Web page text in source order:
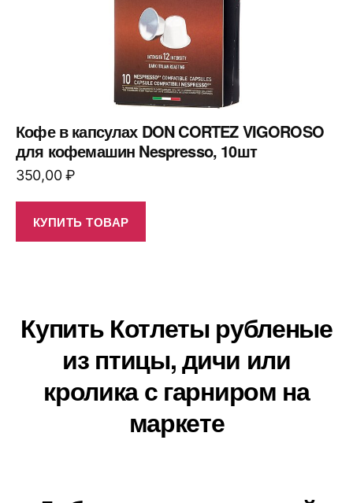
Кофе в капсулах DON CORTEZ VIGOROSO
для кофемашин Nespresso, 10шт
350,00₽
КУПИТЬ ТОВАР
Купить Котлеты рубленые
из птицы, дичи или
кролика с гарниром на
маркете